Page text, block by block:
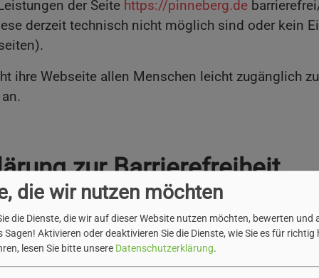
der Seite https://pinneberg.de
derzeit technisch nicht möglich sind oder kein
ihre Webseite allen Menschen leicht zugänglich
zur Barrierefreiheit
Die Aussagen bezüglich der Vereinbarkeit
Die Erklärung wurde zuletzt am
die wir nutzen möchten
die Dienste, die wir auf dieser Website nutzen möchten, bewerten und
Sagen! Aktivieren oder deaktivieren Sie die Dienste, wie Sie es für richtig
lesen Sie bitte unsere Datenschutzerklärung.